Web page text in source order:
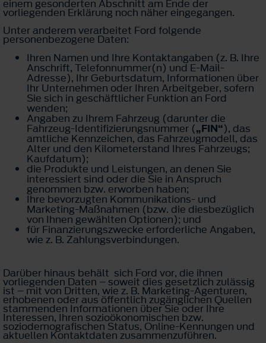
einem gesonderten Abschnitt am Ende der
vorliegenden Erklärung noch näher eingegangen.
Unter anderem verarbeitet Ford folgende
personenbezogene Daten:
Ihren Namen und Ihre Kontaktangaben (z. B. Ihre
Anschrift, Telefonnummer(n) und E-Mail-
Adresse), Ihr Geburtsdatum, Informationen über
Ihr Unternehmen oder Ihren Arbeitgeber, sofern
Sie sich in geschäftlicher Funktion an Ford
wenden;
Angaben zu Ihrem Fahrzeug (darunter die
Fahrzeug-Identifizierungsnummer („FIN“), das
amtliche Kennzeichen, das Fahrzeugmodell, das
Alter und den Kilometerstand Ihres Fahrzeugs;
Kaufdatum);
die Produkte und Leistungen, an denen Sie
interessiert sind oder die Sie in Anspruch
genommen bzw. erworben haben;
Ihre bevorzugten Kommunikations- und
Marketing-Maßnahmen (bzw. die diesbezüglich
von Ihnen gewählten Optionen); und
für Finanzierungszwecke erforderliche Angaben,
wie z. B. Zahlungsverbindungen.
Darüber hinaus behält sich Ford vor, die ihnen
vorliegenden Daten – soweit dies gesetzlich zulässig
ist – mit von Dritten, wie z. B. Marketing-Agenturen,
erhobenen oder aus öffentlich zugänglichen Quellen
stammenden Informationen über Sie oder Ihre
Interessen, Ihren sozioökonomischen bzw.
soziodemografischen Status, Online-Kennungen und
aktuellen Kontaktdaten zusammenzuführen.